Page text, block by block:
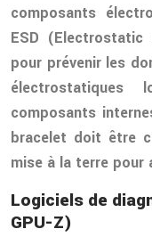
composants
ESD
pour prévenir les
composants
bracelet doit être
mise à la terre
Logiciels de
GPU-Z)